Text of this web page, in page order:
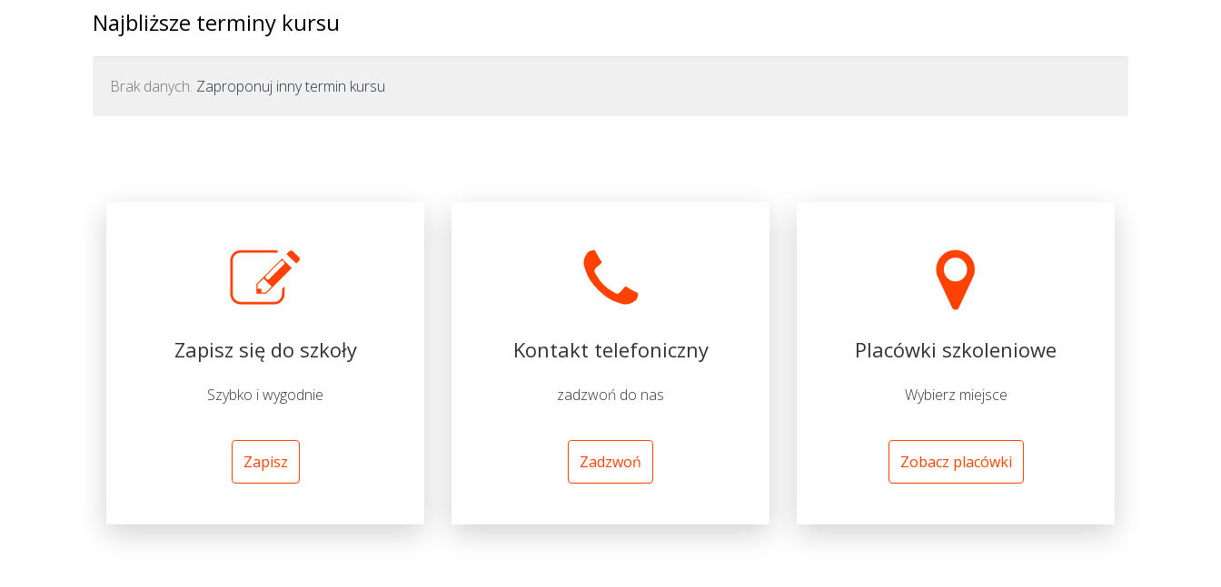
Najbliższe terminy kursu
Brak danych. Zaproponuj inny termin kursu
Zapisz się do szkoły
Szybko i wygodnie
Zapisz
Kontakt telefoniczny
zadzwoń do nas
Zadzwoń
Placówki szkoleniowe
Wybierz miejsce
Zobacz placówki